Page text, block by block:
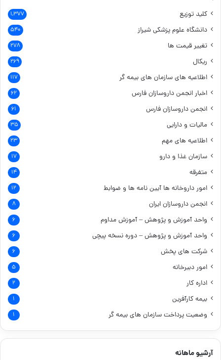
کلید توزیع ۱,۳۷۷
دانشگاه علوم پزشکی شیراز ۵۴۰
تغییر قیمت ها ۲۷۸
ریکال ۲۶۹
اطلاعیه های سازمان های بیمه گر ۱۱۷
اخبار انجمن داروسازان فارس ۶۲
انجمن داروسازان فارس ۶۱
مالیات و دارایی ۳۵
اطلاعیه های مهم ۲۳
سازمان غذا و دارو ۱۷
متفرقه ۱۴
امور داروخانه ها آیین نامه ها و ضوابط ۱۲
انجمن داروسازان ایران ۸
واحد آموزش و پژوهش – آموزش مداوم ۶
واحد آموزش و پژوهش – دوره نسخه پیچی ۶
شرکت های پخش ۶
امور دبیرخانه ۵
اداره کار ۲
بیمه کارآفرین ۱
وضعیت پرداخت سازمان های بیمه گر ۱
آرشیو ماهانه